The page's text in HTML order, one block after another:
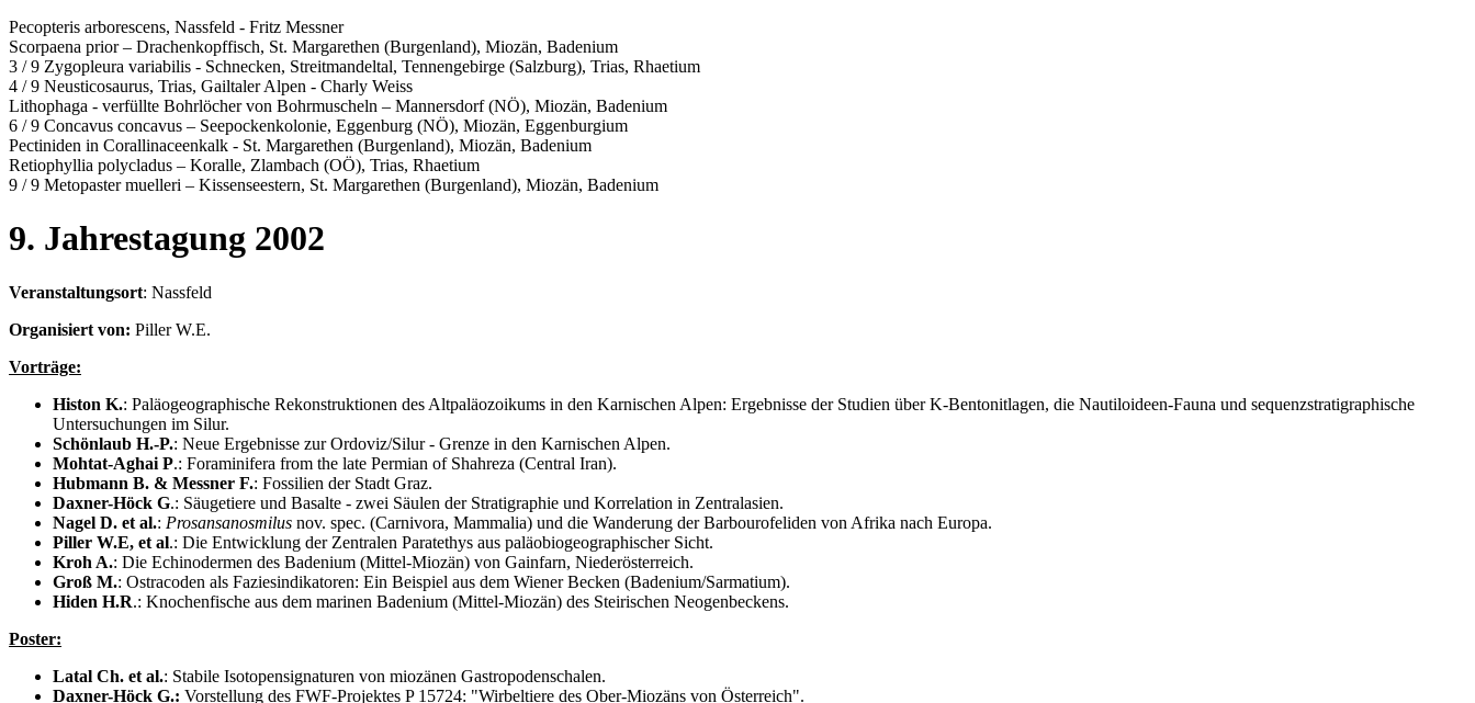
Pecopteris arborescens, Nassfeld - Fritz Messner
Scorpaena prior – Drachenkopffisch, St. Margarethen (Burgenland), Miozän, Badenium
3 / 9 Zygopleura variabilis - Schnecken, Streitmandeltal, Tennengebirge (Salzburg), Trias, Rhaetium
4 / 9 Neusticosaurus, Trias, Gailtaler Alpen - Charly Weiss
Lithophaga - verfüllte Bohrlöcher von Bohrmuscheln – Mannersdorf (NÖ), Miozän, Badenium
6 / 9 Concavus concavus – Seepockenkolonie, Eggenburg (NÖ), Miozän, Eggenburgium
Pectiniden in Corallinaceenkalk - St. Margarethen (Burgenland), Miozän, Badenium
Retiophyllia polycladus – Koralle, Zlambach (OÖ), Trias, Rhaetium
9 / 9 Metopaster muelleri – Kissenseestern, St. Margarethen (Burgenland), Miozän, Badenium
9. Jahrestagung 2002
Veranstaltungsort: Nassfeld
Organisiert von: Piller W.E.
Vorträge:
Histon K.: Paläogeographische Rekonstruktionen des Altpaläozoikums in den Karnischen Alpen: Ergebnisse der Studien über K-Bentonitlagen, die Nautiloideen-Fauna und sequenzstratigraphische
Untersuchungen im Silur.
Schönlaub H.-P.: Neue Ergebnisse zur Ordoviz/Silur - Grenze in den Karnischen Alpen.
Mohtat-Aghai P.: Foraminifera from the late Permian of Shahreza (Central Iran).
Hubmann B. & Messner F.: Fossilien der Stadt Graz.
Daxner-Höck G.: Säugetiere und Basalte - zwei Säulen der Stratigraphie und Korrelation in Zentralasien.
Nagel D. et al.: Prosansanosmilus nov. spec. (Carnivora, Mammalia) und die Wanderung der Barbourofeliden von Afrika nach Europa.
Piller W.E, et al.: Die Entwicklung der Zentralen Paratethys aus paläobiogeographischer Sicht.
Kroh A.: Die Echinodermen des Badenium (Mittel-Miozän) von Gainfarn, Niederösterreich.
Groß M.: Ostracoden als Faziesindikatoren: Ein Beispiel aus dem Wiener Becken (Badenium/Sarmatium).
Hiden H.R.: Knochenfische aus dem marinen Badenium (Mittel-Miozän) des Steirischen Neogenbeckens.
Poster:
Latal Ch. et al.: Stabile Isotopensignaturen von miozänen Gastropodenschalen.
Daxner-Höck G.: Vorstellung des FWF-Projektes P 15724: "Wirbeltiere des Ober-Miozäns von Österreich".